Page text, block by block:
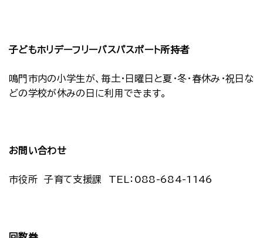
子どもホリデーフリーバスパスポート所持者
鳴門市内の小学生が、毎土・日曜日と夏・冬・春休み・祝日な
どの学校が休みの日に利用できます。
お問い合わせ
市役所 子育て支援課 TEL：088-684-1146